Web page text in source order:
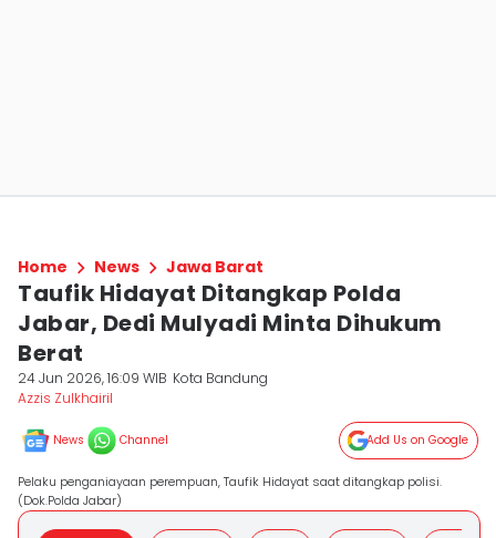
Home News Jawa Barat
Taufik Hidayat Ditangkap Polda
Jabar, Dedi Mulyadi Minta Dihukum
Berat
24 Jun 2026, 16:09 WIB Kota Bandung
Azzis Zulkhairil
News Channel Add Us on Google
Pelaku penganiayaan perempuan, Taufik Hidayat saat ditangkap polisi.
(Dok.Polda Jabar)